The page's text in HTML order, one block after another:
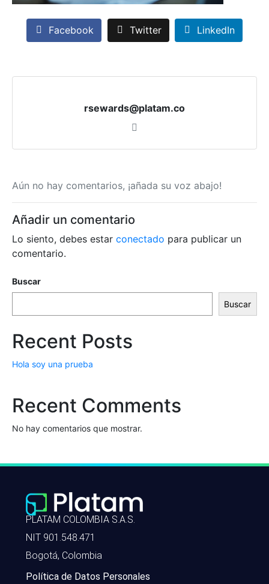
Facebook Twitter LinkedIn
rsewards@platam.co
Aún no hay comentarios, ¡añada su voz abajo!
Añadir un comentario
Lo siento, debes estar conectado para publicar un
comentario.
Buscar
Buscar
Recent Posts
Hola soy una prueba
Recent Comments
No hay comentarios que mostrar.
PLATAM COLOMBIA S.A.S.
NIT 901.548.471
Bogotá, Colombia
Política de Datos Personales